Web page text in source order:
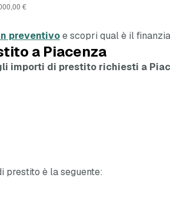
preventivoe scopri qual è il
a Piacenza
importi di prestito richiesti a
prestito è la seguente: